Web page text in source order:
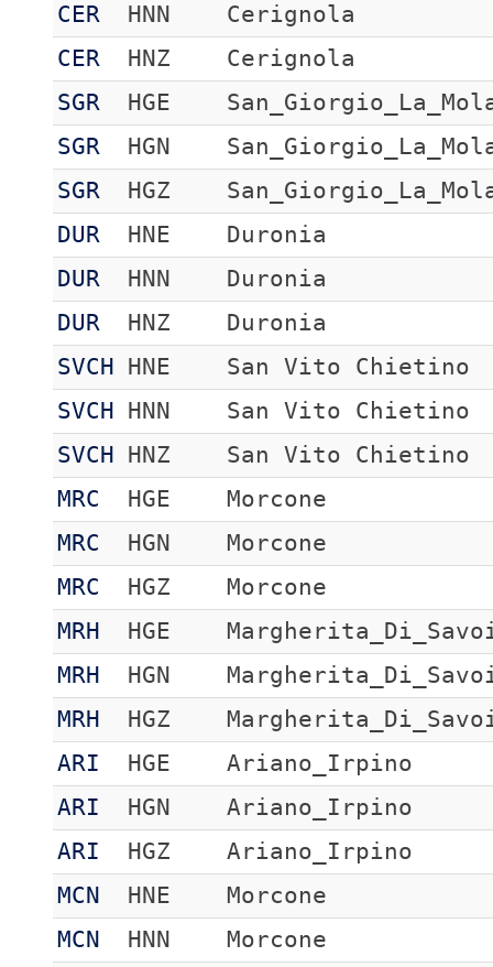
CER
HNN
Cerignola
CER
HNZ
Cerignola
SGR
HGE
SGR
HGN
SGR
HGZ
DUR
HNE
Duronia
DUR
HNN
Duronia
DUR
HNZ
Duronia
SVCH
HNE
San Vito Chietino
SVCH
HNN
San Vito Chietino
SVCH
HNZ
San Vito Chietino
MRC
HGE
Morcone
MRC
HGN
Morcone
MRC
HGZ
Morcone
MRH
HGE
MRH
HGN
MRH
HGZ
ARI
HGE
Ariano_Irpino
ARI
HGN
Ariano_Irpino
ARI
HGZ
Ariano_Irpino
MCN
HNE
Morcone
MCN
HNN Morcone